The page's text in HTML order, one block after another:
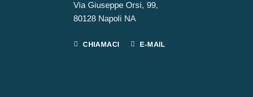
Via Giuseppe Orsi, 99,
80128 Napoli NA
CHIAMACI E-MAIL